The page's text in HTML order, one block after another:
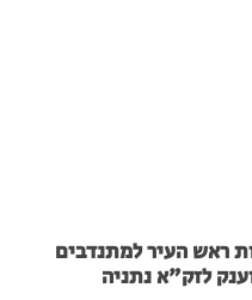
ראש העיר למתנדבים
לזק"א נתניה